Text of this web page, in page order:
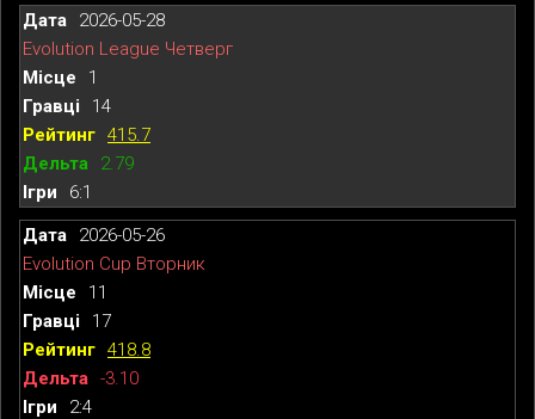
2026-05-28
Evolution League Четверг
1
14
415.7
2.79
6:1
2026-05-26
Evolution Cup Вторник
11
17
418.8
-3.10
2:4